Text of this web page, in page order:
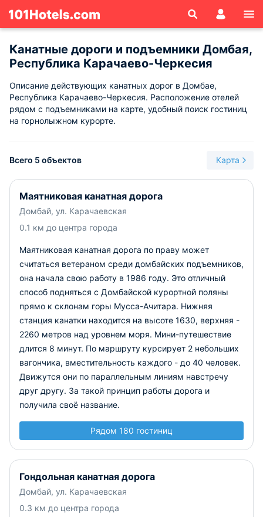
Канатные дороги и подъемники Домбая,
Республика Карачаево-Черкесия
Описание действующих канатных дорог в Домбае,
Республика Карачаево-Черкесия. Расположение отелей
рядом с подъемниками на карте, удобный поиск гостиниц
на горнолыжном курорте.
Всего 5 объектов Карта
Маятниковая канатная дорога
Домбай, ул. Карачаевская
0.1 км до центра города
Маятниковая канатная дорога по праву может
считаться ветераном среди домбайских подъемников,
она начала свою работу в 1986 году. Это отличный
способ подняться с Домбайской курортной поляны
прямо к склонам горы Мусса-Ачитара. Нижняя
станция канатки находится на высоте 1630, верхняя -
2260 метров над уровнем моря. Мини-путешествие
длится 8 минут. По маршруту курсирует 2 небольших
вагончика, вместительность каждого - до 40 человек.
Движутся они по параллельным линиям навстречу
друг другу. За такой принцип работы дорога и
получила своё название.
Рядом 180 гостиниц
Гондольная канатная дорога
Домбай, ул. Карачаевская
0.3 км до центра города